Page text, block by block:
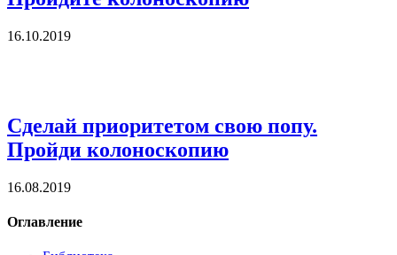
16.10.2019
Сделай приоритетом свою попу.
Пройди колоноскопию
16.08.2019
Оглавление